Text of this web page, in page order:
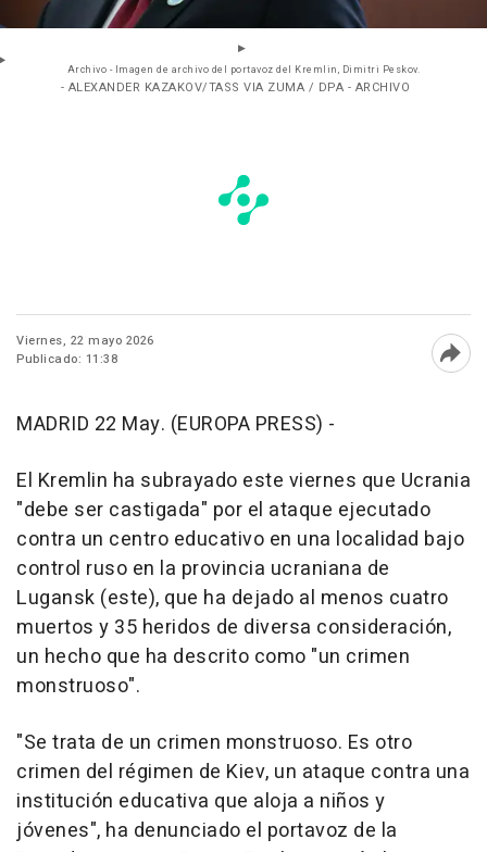
Archivo - Imagen de archivo del portavoz del Kremlin, Dimitri Peskov.
- ALEXANDER KAZAKOV/TASS VIA ZUMA / DPA - ARCHIVO
Viernes, 22 mayo 2026
Publicado: 11:38
MADRID 22 May. (EUROPA PRESS) -
El Kremlin ha subrayado este viernes que Ucrania
"debe ser castigada" por el ataque ejecutado
contra un centro educativo en una localidad bajo
control ruso en la provincia ucraniana de
Lugansk (este), que ha dejado al menos cuatro
muertos y 35 heridos de diversa consideración,
un hecho que ha descrito como "un crimen
monstruoso".
"Se trata de un crimen monstruoso. Es otro
crimen del régimen de Kiev, un ataque contra una
institución educativa que aloja a niños y
jóvenes", ha denunciado el portavoz de la